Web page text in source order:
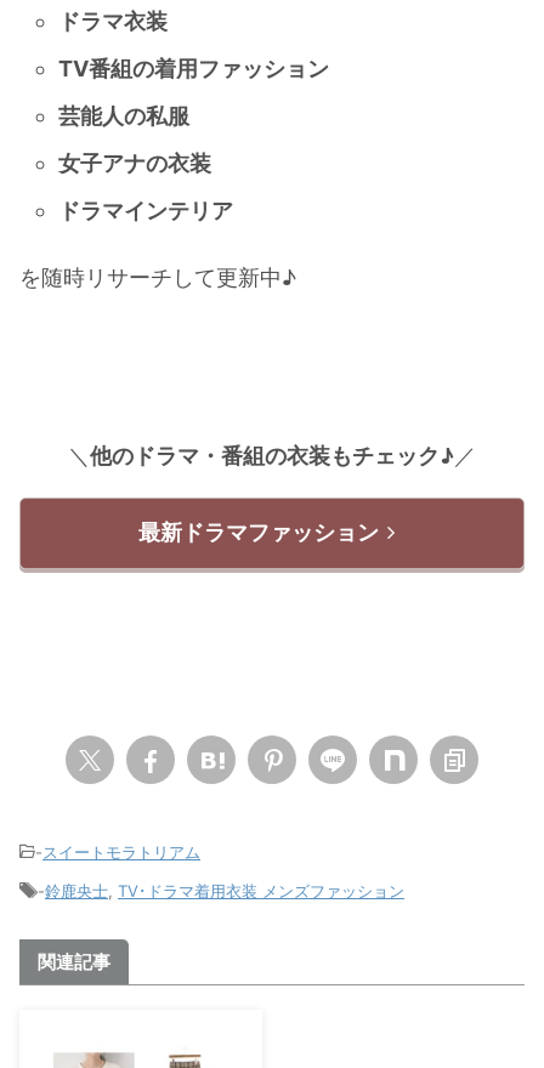
ドラマ衣装
TV番組の着用ファッション
芸能人の私服
女子アナの衣装
ドラマインテリア
を随時リサーチして更新中♪
＼ 他のドラマ・番組の衣装もチェック♪ ／
最新ドラマファッション
-スイートモラトリアム
-鈴鹿央士 TV･ドラマ着用衣装 メンズファッション
関連記事